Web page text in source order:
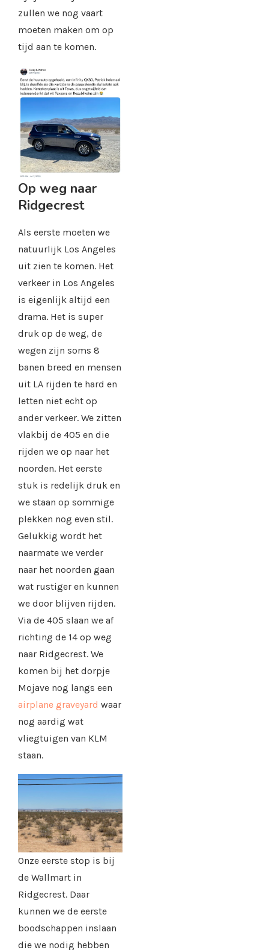
zullen we nog vaart
moeten maken om op
tijd aan te komen.
Op weg naar
Ridgecrest
Als eerste moeten we
natuurlijk Los Angeles
uit zien te komen. Het
verkeer in Los Angeles
is eigenlijk altijd een
drama. Het is super
druk op de weg, de
wegen zijn soms 8
banen breed en mensen
uit LA rijden te hard en
letten niet echt op
ander verkeer. We zitten
vlakbij de 405 en die
rijden we op naar het
noorden. Het eerste
stuk is redelijk druk en
we staan op sommige
plekken nog even stil.
Gelukkig wordt het
naarmate we verder
naar het noorden gaan
wat rustiger en kunnen
we door blijven rijden.
Via de 405 slaan we af
richting de 14 op weg
naar Ridgecrest. We
komen bij het dorpje
Mojave nog langs een
airplane graveyard waar
nog aardig wat
vliegtuigen van KLM
staan.
Onze eerste stop is bij
de Wallmart in
Ridgecrest. Daar
kunnen we de eerste
boodschappen inslaan
die we nodig hebben